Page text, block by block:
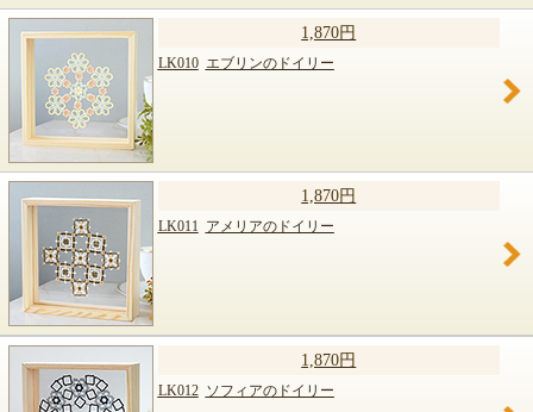
1,870円
LK010 エブリンのドイリー
1,870円
LK011 アメリアのドイリー
1,870円
LK012 ソフィアのドイリー